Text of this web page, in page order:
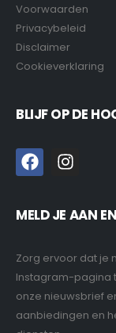
Voorwaarden
Privacybeleid
Disclaimer
Cookieverklaring
BLIJF OP DE
MELD JE AAN
Zorg ervoor dat je
Instagram-pagina
onze nieuwsbrief
aanbiedingen en